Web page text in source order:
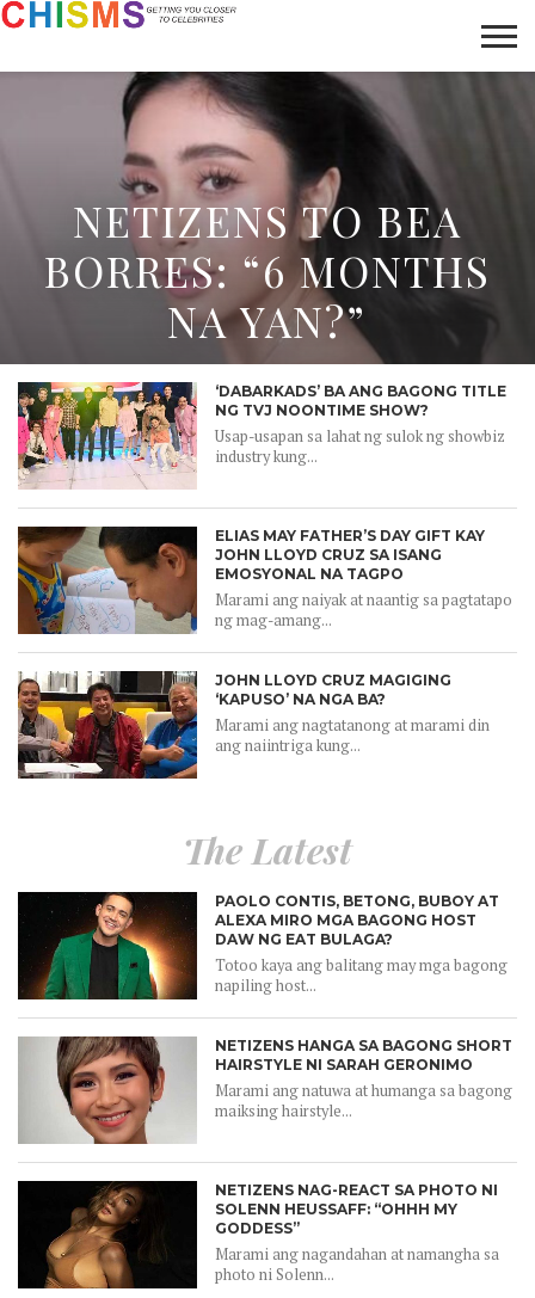
LIFESTYLE
GALLERY
ARTICLES
ABOUT
NETIZENS TO BEA
BORRES: “6 MONTHS
NA YAN?”
‘DABARKADS’ BA ANG BAGONG TITLE
NG TVJ NOONTIME SHOW?
Usap-usapan sa lahat ng sulok ng showbiz
industry kung...
ELIAS MAY FATHER’S DAY GIFT KAY
JOHN LLOYD CRUZ SA ISANG
EMOSYONAL NA TAGPO
Marami ang naiyak at naantig sa pagtatapo
ng mag-amang...
JOHN LLOYD CRUZ MAGIGING
‘KAPUSO’ NA NGA BA?
Marami ang nagtatanong at marami din
ang naiintriga kung...
The Latest
PAOLO CONTIS, BETONG, BUBOY AT
ALEXA MIRO MGA BAGONG HOST
DAW NG EAT BULAGA?
Totoo kaya ang balitang may mga bagong
napiling host...
NETIZENS HANGA SA BAGONG SHORT
HAIRSTYLE NI SARAH GERONIMO
Marami ang natuwa at humanga sa bagong
maiksing hairstyle...
NETIZENS NAG-REACT SA PHOTO NI
SOLENN HEUSSAFF: “OHHH MY
GODDESS”
Marami ang nagandahan at namangha sa
photo ni Solenn...